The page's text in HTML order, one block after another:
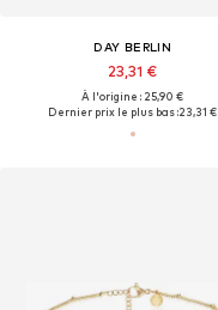
DAY BERLIN
23,31 €
À l'origine : 25,90 €
Dernier prix le plus bas :23,31 €